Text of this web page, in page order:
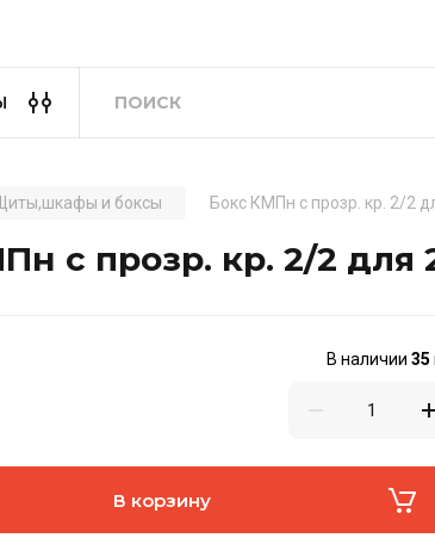
Щиты,шкафы и боксы Бокс КМПн c прозр. кр. 2/2
c прозр. кр. 2/2 для
В наличии 35
В корзину